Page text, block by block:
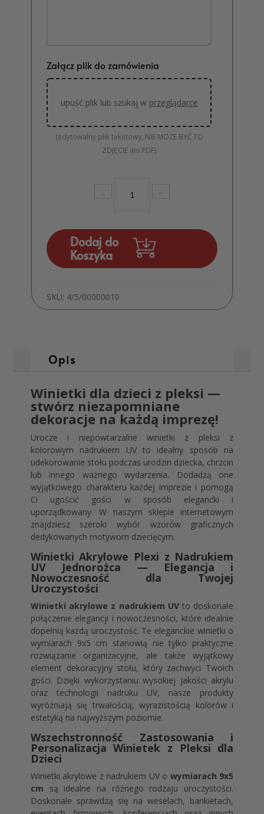
Załącz plik do zamówienia
upuść plik lub szukaj w przeglądarce
(edytowalny plik tekstowy, NIE MOŻE BYĆ TO
ZDJĘCIE ani PDF)
-
Winietki
dla
Jednorożec
+
Dodaj do
Koszyka
SKU: 4/5/00000010
Opis
Winietki dla dzieci z pleksi —
stwórz niezapomniane
dekoracje na każdą imprezę!
Urocze i niepowtarzalne winietki z pleksi z
kolorowym nadrukiem UV to idealny sposób na
udekorowanie stołu podczas urodzin dziecka, chrzcin
lub innego ważnego wydarzenia. Dodadzą one
wyjątkowego charakteru każdej imprezie i pomogą
Ci ugościć gości w sposób elegancki i
uporządkowany. W naszym sklepie internetowym
znajdziesz szeroki wybór wzorów graficznych
dedykowanych motywom dziecięcym.
Winietki Akrylowe Plexi z Nadrukiem
UV Jednorożca — Elegancja i
Nowoczesność dla Twojej
Uroczystości
Winietki akrylowe z nadrukiem UVto doskonałe
połączenie elegancji i nowoczesności, które idealnie
dopełnią każdą uroczystość. Te eleganckie winietki o
wymiarach 9x5 cm stanowią nie tylko praktyczne
rozwiązanie organizacyjne, ale także wyjątkowy
element dekoracyjny stołu, który zachwyci Twoich
gości. Dzięki wykorzystaniu wysokiej jakości akrylu
oraz technologii nadruku UV, nasze produkty
wyróżniają się trwałością, wyrazistością kolorów i
estetyką na najwyższym poziomie.
Wszechstronność Zastosowania i
Personalizacja Winietek z Pleksi dla
Dzieci
Winietki akrylowe z nadrukiem UV o wymiarach 9x5
cm są idealne na różnego rodzaju uroczystości.
Doskonale sprawdzą się na weselach, bankietach,